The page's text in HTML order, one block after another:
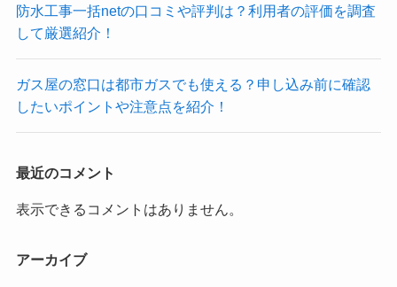
防水工事一括netの口コミや評判は？利用者の評価を調査
して厳選紹介！
ガス屋の窓口は都市ガスでも使える？申し込み前に確認
したいポイントや注意点を紹介！
最近のコメント
表示できるコメントはありません。
アーカイブ